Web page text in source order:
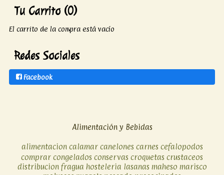
Tu Carrito (0)
El carrito de la compra está vacío
Redes Sociales
Facebook
Alimentación y Bebidas
alimentacion calamar canelones carnes cefalopodos
comprar congelados conservas croquetas crustaceos
distribucion fragua hosteleria lasanas maheso marisco